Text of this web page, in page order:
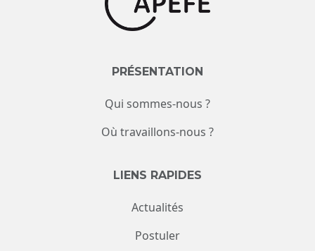
PRÉSENTATION
Qui sommes-nous ?
Où travaillons-nous ?
LIENS RAPIDES
Actualités
Postuler